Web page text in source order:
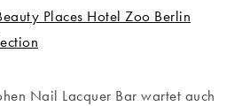
Nail Lacquer Bar wartet auch